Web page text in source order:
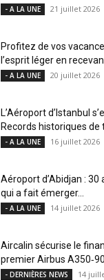
- A LA UNE 21 juillet 2026
Profitez de vos
l’esprit léger en
- A LA UNE 20 juillet 2026
L’Aéroport d’Istanbul
Records historiques de
- A LA UNE 16 juillet 2026
Aéroport d’Abidjan : 30
qui a fait émerger...
- A LA UNE 14 juillet 2026
Aircalin sécurise le
premier Airbus
- DERNIÈRES NEWS 14